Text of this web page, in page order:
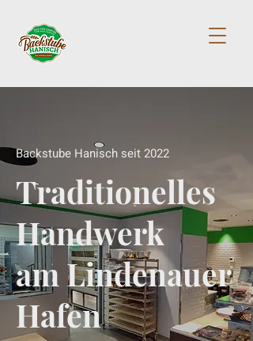
Backstube Hanisch seit 2022
Traditionelles
Handwerk
am Lindenauer
Hafen